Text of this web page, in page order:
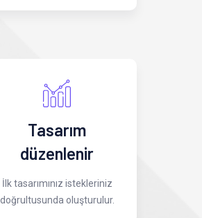
Tasarım
düzenlenir
İlk tasarımınız istekleriniz
doğrultusunda oluşturulur.